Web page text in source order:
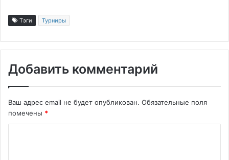
Тэги Турниры
Добавить комментарий
Ваш адрес email не будет опубликован. Обязательные поля
помечены *